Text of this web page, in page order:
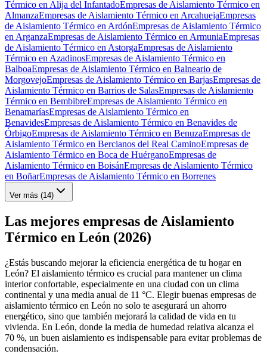
Térmico en Alija del InfantadoEmpresas de Aislamiento Térmico en
AlmanzaEmpresas de Aislamiento Térmico en ArcahuejaEmpresas
de Aislamiento Térmico en ArdónEmpresas de Aislamiento Térmico
en ArganzaEmpresas de Aislamiento Térmico en ArmuniaEmpresas
de Aislamiento Térmico en AstorgaEmpresas de Aislamiento
Térmico en AzadinosEmpresas de Aislamiento Térmico en
BalboaEmpresas de Aislamiento Térmico en Balneario de
MorgovejoEmpresas de Aislamiento Térmico en BarjasEmpresas de
Aislamiento Térmico en Barrios de SalasEmpresas de Aislamiento
Térmico en BembibreEmpresas de Aislamiento Térmico en
BenamaríasEmpresas de Aislamiento Térmico en
BenavidesEmpresas de Aislamiento Térmico en Benavides de
ÓrbigoEmpresas de Aislamiento Térmico en BenuzaEmpresas de
Aislamiento Térmico en Bercianos del Real CaminoEmpresas de
Aislamiento Térmico en Boca de HuérganoEmpresas de
Aislamiento Térmico en BoisánEmpresas de Aislamiento Térmico
en BoñarEmpresas de Aislamiento Térmico en Borrenes
Ver más (14)
Las mejores empresas de Aislamiento
Térmico en León (2026)
¿Estás buscando mejorar la eficiencia energética de tu hogar en
León? El aislamiento térmico es crucial para mantener un clima
interior confortable, especialmente en una ciudad con un clima
continental y una media anual de 11 °C. Elegir buenas empresas de
aislamiento térmico en León no solo te asegurará un ahorro
energético, sino que también mejorará la calidad de vida en tu
vivienda. En León, donde la media de humedad relativa alcanza el
70 %, un buen aislamiento es indispensable para evitar problemas de
condensación.